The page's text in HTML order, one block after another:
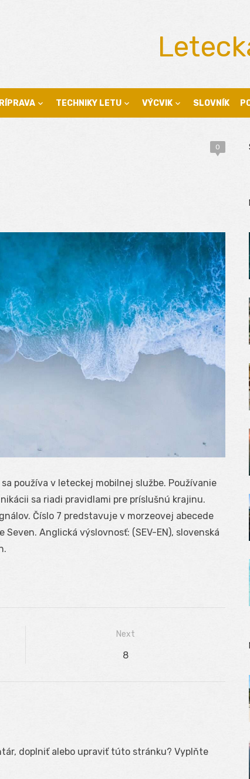
TECHNIKY LETU VÝCVIK SLOVNÍK
0
používa v leteckej mobilnej službe. Používanie
sa riadi pravidlami pre príslušnú krajinu.
Číslo 7 predstavuje v morzeovej abecede
Seven. Anglická výslovnosť: (SEV-EN), slovenská
Next
Next
8
doplniť alebo upraviť túto stránku? Vyplňte